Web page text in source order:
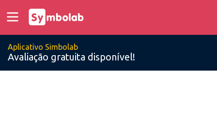
Aplicativo Simbolab
Avaliação gratuita disponível!